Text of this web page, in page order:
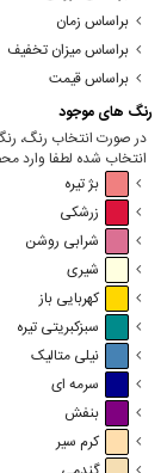
براساس زمان
براساس میزان تخفیف
براساس قیمت
رنگ های موجود
در صورت انتخاب رنگ،
انتخاب شده لطفا وارد
بژ تیره
زرشکی
شرابی روشن
شیری
کهربایی باز
سبزکبریتی تیره
نیلی متالیک
سرمه ای
بنفش
کرم سیر